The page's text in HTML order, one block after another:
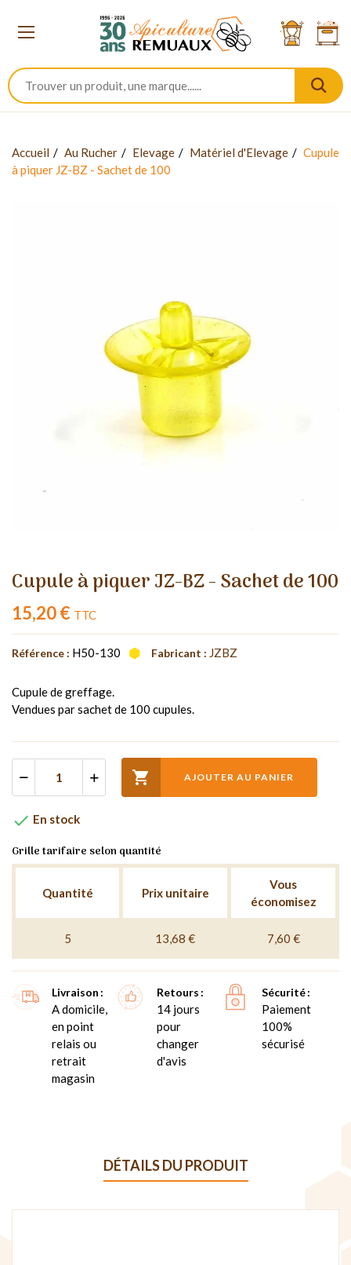
Accueil Au Rucher Elevage Matériel d'Elevage
Cupule
à piquer JZ-BZ - Sachet de 100
Cupule à piquer JZ-BZ - Sachet de 100
15,20 € TTC
Référence : H50-130 Fabricant : JZBZ
Cupule de greffage.
Vendues par sachet de 100 cupules.
 AJOUTER AU PANIER
 En stock
Grille tarifaire selon quantité
Quantité Prix unitaire
Vous
économisez
5 13,68 € 7,60 €
Livraison
A domicile,
en point
relais ou
retrait
magasin
Retours
14 jours
pour
changer
d'avis
Sécurité
Paiement
100%
sécurisé
DÉTAILS DU PRODUIT